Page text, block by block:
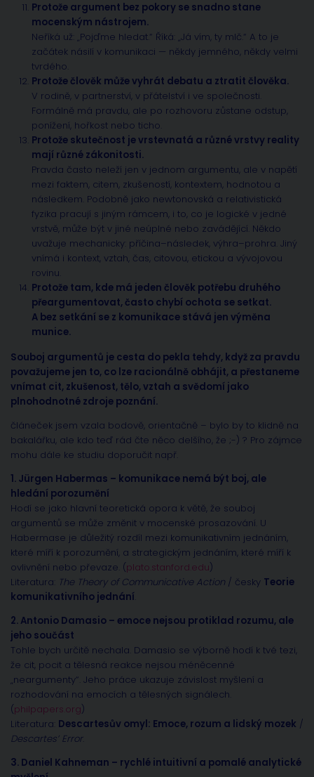
Protože argument bez pokory se snadno stane
mocenským nástrojem.
Neříká už: „Pojďme hledat.“ Říká: „Já vím, ty mlč.“ A to je
začátek násilí v komunikaci — někdy jemného, někdy velmi
tvrdého.
Protože člověk může vyhrát debatu a ztratit člověka.
V rodině, v partnerství, v přátelství i ve společnosti.
Formálně má pravdu, ale po rozhovoru zůstane odstup,
ponížení, hořkost nebo ticho.
Protože skutečnost je vrstevnatá a různé vrstvy reality
mají různé zákonitosti.
Pravda často neleží jen v jednom argumentu, ale v napětí
mezi faktem, citem, zkušeností, kontextem, hodnotou a
následkem. Podobně jako newtonovská a relativistická
fyzika pracují s jiným rámcem, i to, co je logické v jedné
vrstvě, může být v jiné neúplné nebo zavádějící. Někdo
uvažuje mechanicky: příčina–následek, výhra–prohra. Jiný
vnímá i kontext, vztah, čas, citovou, etickou a vývojovou
rovinu.
Protože tam, kde má jeden člověk potřebu druhého
přeargumentovat, často chybí ochota se setkat.
A bez setkání se z komunikace stává jen výměna
munice.
Souboj argumentů je cesta do pekla tehdy, když za pravdu
považujeme jen to, co lze racionálně obhájit, a přestaneme
vnímat cit, zkušenost, tělo, vztah a svědomí jako
plnohodnotné zdroje poznání.
článeček jsem vzala bodově, orientačně – bylo by to klidně na
bakalářku, ale kdo teď rád čte něco delšího, že ;-) ? Pro zájmce
mohu dále ke studiu doporučit např.
1. Jürgen Habermas – komunikace nemá být boj, ale
hledání porozumění
Hodí se jako hlavní teoretická opora k větě, že souboj
argumentů se může změnit v mocenské prosazování. U
Habermase je důležitý rozdíl mezi komunikativním jednáním,
které míří k porozumění, a strategickým jednáním, které míří k
ovlivnění nebo převaze. (plato.stanford.edu)
Literatura: The Theory of Communicative Action / česky Teorie
komunikativního jednání
2. Antonio Damasio – emoce nejsou protiklad rozumu, ale
jeho součást
Tohle bych určitě nechala. Damasio se výborně hodí k tvé tezi,
že cit, pocit a tělesná reakce nejsou méněcenné
„neargumenty“. Jeho práce ukazuje závislost myšlení a
rozhodování na emocích a tělesných signálech.
(philpapers.org)
Literatura: Descartesův omyl: Emoce, rozum a lidský mozek /
Descartes’ Error.
3. Daniel Kahneman – rychlé intuitivní a pomalé analytické